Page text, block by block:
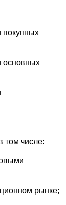
покупных
основных
том числе:
рынке;